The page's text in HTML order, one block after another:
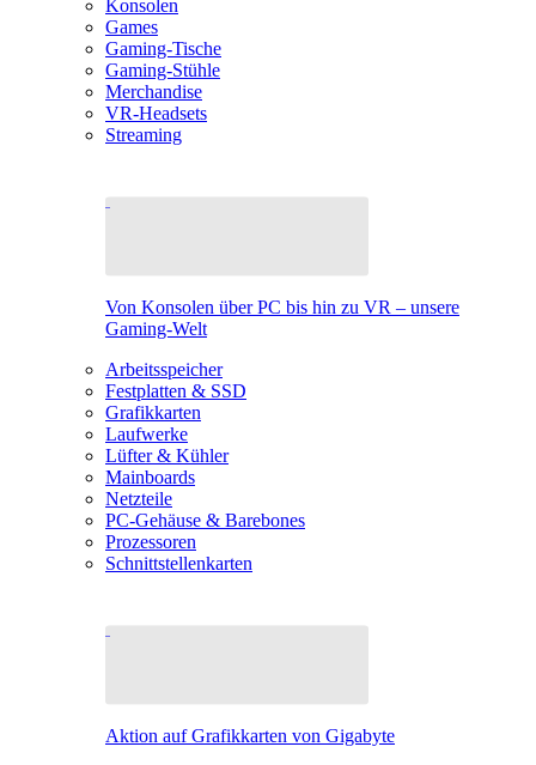
Konsolen
Games
Gaming-Tische
Gaming-Stühle
Merchandise
VR-Headsets
Streaming
Von Konsolen über PC bis hin zu VR – unsere
Gaming-Welt
Arbeitsspeicher
Festplatten & SSD
Grafikkarten
Laufwerke
Lüfter & Kühler
Mainboards
Netzteile
PC-Gehäuse & Barebones
Prozessoren
Schnittstellenkarten
Aktion auf Grafikkarten von Gigabyte